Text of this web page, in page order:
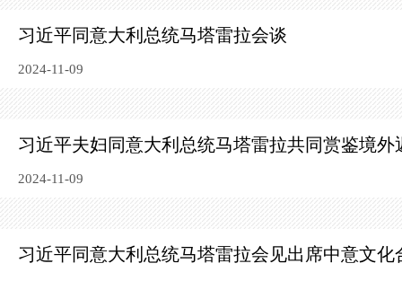
习近平同意大利总统马塔雷拉会谈
2024-11-09
习近平夫妇同意大利总统马塔雷拉共同赏鉴境外
2024-11-09
习近平同意大利总统马塔雷拉会见出席中意文化